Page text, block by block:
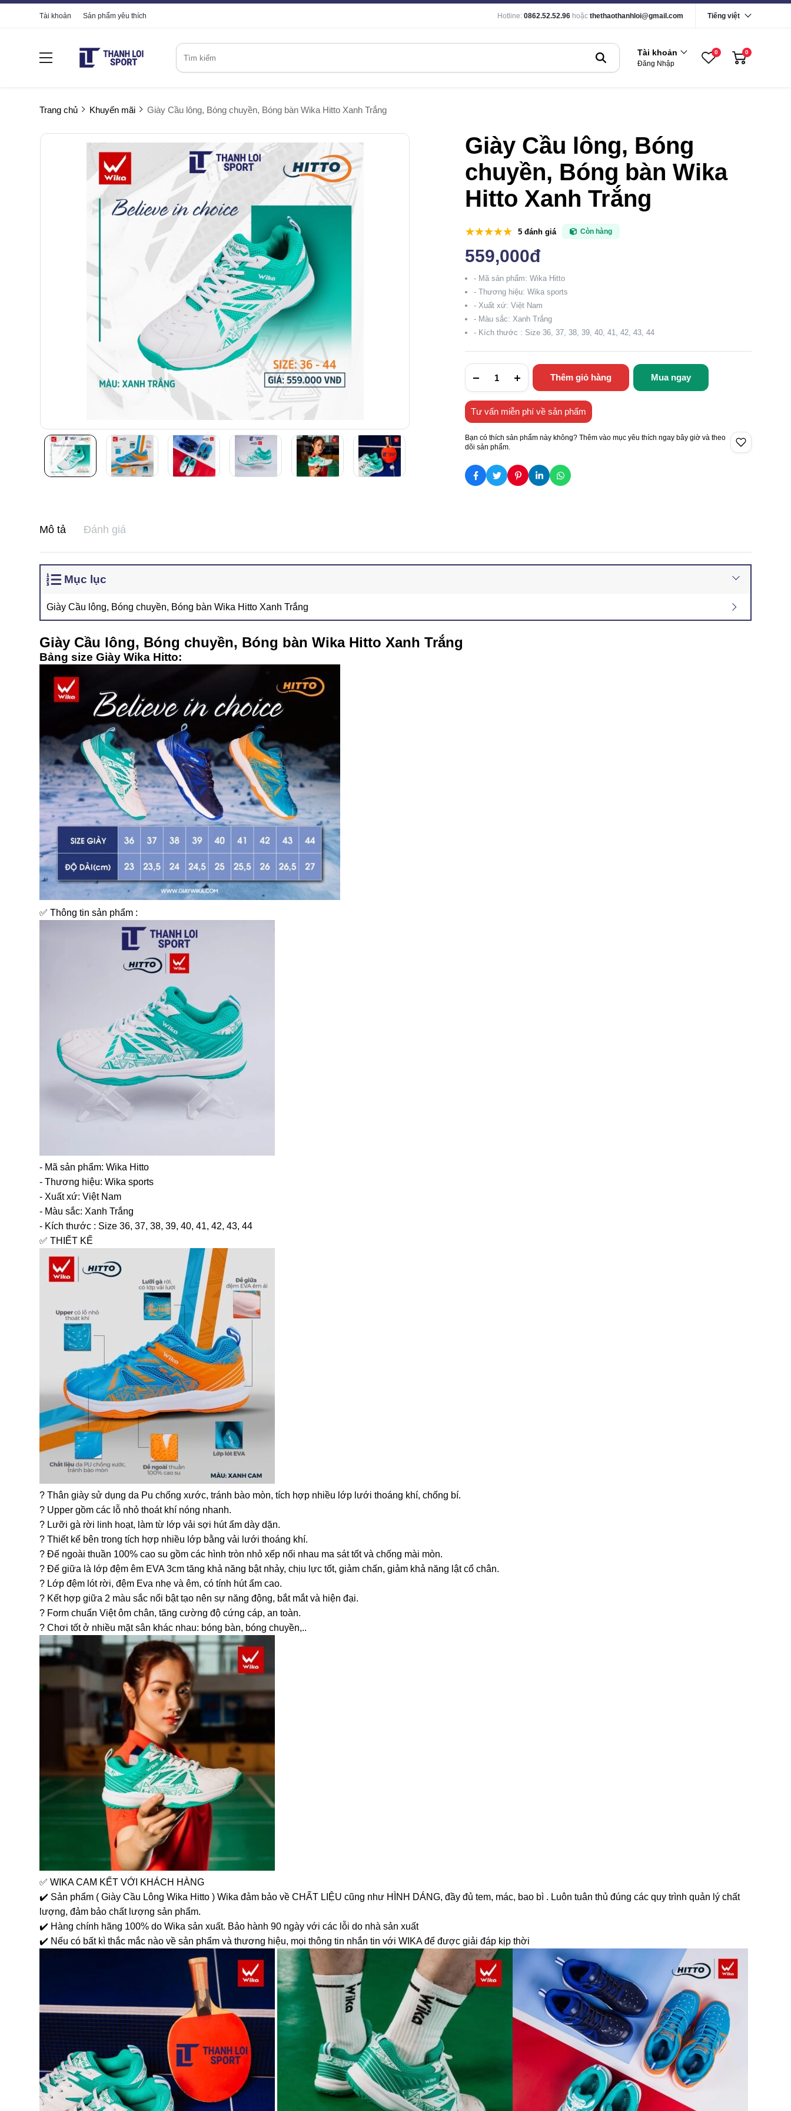
Tài khoản Sản phẩm yêu thích Hotline: 0862.52.52.96 hoặc thethaothanhloi@gmail.com Tiếng việt
Tài khoản
Đăng Nhập
0 0
Trang chủ Khuyến mãi Giày Cầu lông, Bóng chuyền, Bóng bàn Wika Hitto Xanh Trắng
Giày Cầu lông, Bóng
chuyền, Bóng bàn Wika
Hitto Xanh Trắng
5 đánh giá Còn hàng
559,000đ
- Mã sản phẩm: Wika Hitto
- Thương hiệu: Wika sports
- Xuất xứ: Việt Nam
- Màu sắc: Xanh Trắng
- Kích thước : Size 36, 37, 38, 39, 40, 41, 42, 43, 44
Thêm giỏ hàng Mua ngay
Tư vấn miễn phí về sản phẩm
Bạn có thích sản phẩm này không? Thêm vào mục yêu thích ngay bây giờ và theo
dõi sản phẩm.
Mô tả Đánh giá
Mục lục
Giày Cầu lông, Bóng chuyền, Bóng bàn Wika Hitto Xanh Trắng
Giày Cầu lông, Bóng chuyền, Bóng bàn Wika Hitto Xanh Trắng
Bảng size Giày Wika Hitto:
✅ Thông tin sản phẩm :
- Mã sản phẩm: Wika Hitto
- Thương hiệu: Wika sports
- Xuất xứ: Việt Nam
- Màu sắc: Xanh Trắng
- Kích thước : Size 36, 37, 38, 39, 40, 41, 42, 43, 44
✅ THIẾT KẾ
? Thân giày sử dụng da Pu chống xước, tránh bào mòn, tích hợp nhiều lớp lưới thoáng khí, chống bí.
? Upper gồm các lỗ nhỏ thoát khí nóng nhanh.
? Lưỡi gà rời linh hoạt, làm từ lớp vải sợi hút ẩm dày dặn.
? Thiết kế bên trong tích hợp nhiều lớp bằng vải lưới thoáng khí.
? Đế ngoài thuần 100% cao su gồm các hình tròn nhỏ xếp nối nhau ma sát tốt và chống mài mòn.
? Đế giữa là lớp đệm êm EVA 3cm tăng khả năng bật nhảy, chịu lực tốt, giảm chấn, giảm khả năng lật cổ chân.
? Lớp đệm lót rời, đệm Eva nhẹ và êm, có tính hút ẩm cao.
? Kết hợp giữa 2 màu sắc nổi bật tạo nên sự năng động, bắt mắt và hiện đại.
? Form chuẩn Việt ôm chân, tăng cường độ cứng cáp, an toàn.
? Chơi tốt ở nhiều mặt sân khác nhau: bóng bàn, bóng chuyền,..
✅ WIKA CAM KẾT VỚI KHÁCH HÀNG
✔️ Sản phẩm ( Giày Cầu Lông Wika Hitto ) Wika đảm bảo về CHẤT LIỆU cũng như HÌNH DÁNG, đầy đủ tem, mác, bao bì . Luôn tuân thủ đúng các quy trình quản lý chất
lượng, đảm bảo chất lượng sản phẩm.
✔️ Hàng chính hãng 100% do Wika sản xuất. Bảo hành 90 ngày với các lỗi do nhà sản xuất
✔️ Nếu có bất kì thắc mắc nào về sản phẩm và thương hiệu, mọi thông tin nhắn tin với WIKA để được giải đáp kịp thời